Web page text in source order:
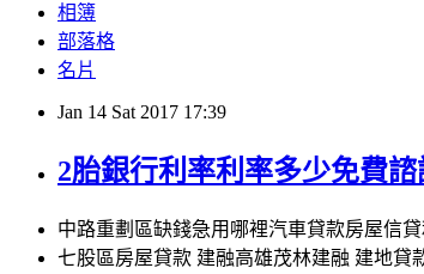
相簿
部落格
名片
Jan 14 Sat 2017 17:39
2胎銀行利率利率多少免費
中路重劃區缺錢急用哪裡汽車貸款房屋信
七股區房屋貸款 建融高雄茂林建融 建地貸